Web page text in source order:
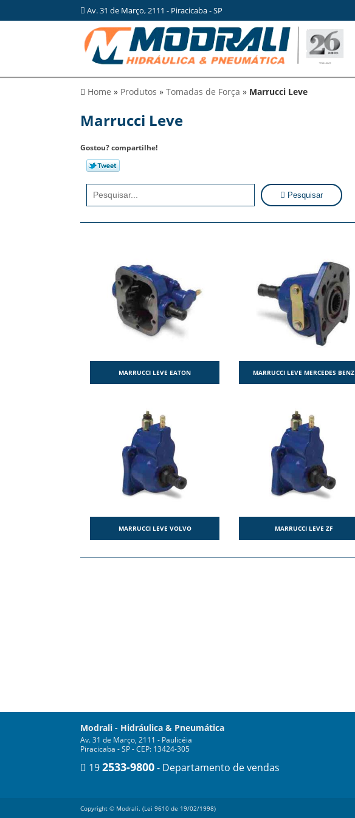
Av. 31 de Março, 2111 - Piracicaba - SP
Home » Produtos » Tomadas de Força » Marrucci Leve
Marrucci Leve
Gostou? compartilhe!
Pesquisar
MARRUCCI LEVE EATON MARRUCCI LEVE MERCEDES BENZ
MARRUCCI LEVE VOLVO MARRUCCI LEVE ZF
Modrali - Hidráulica & Pneumática
Av. 31 de Março, 2111 - Paulicéia
Piracicaba - SP - CEP: 13424-305
192533-9800- Departamento de vendas
Copyright © Modrali. (Lei 9610 de 19/02/1998)